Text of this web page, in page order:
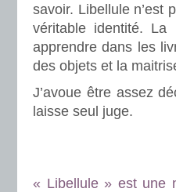
savoir. Libellule n’est
véritable identité.
apprendre dans les
des objets et la
J’avoue être assez
laisse seul juge.
« Libellule » est une